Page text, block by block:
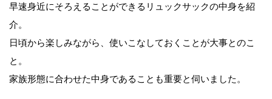
早速身近にそろえることができるリュックサックの中身を紹
介。
日頃から楽しみながら、使いこなしておくことが大事とのこ
と。
家族形態に合わせた中身であることも重要と伺いました。